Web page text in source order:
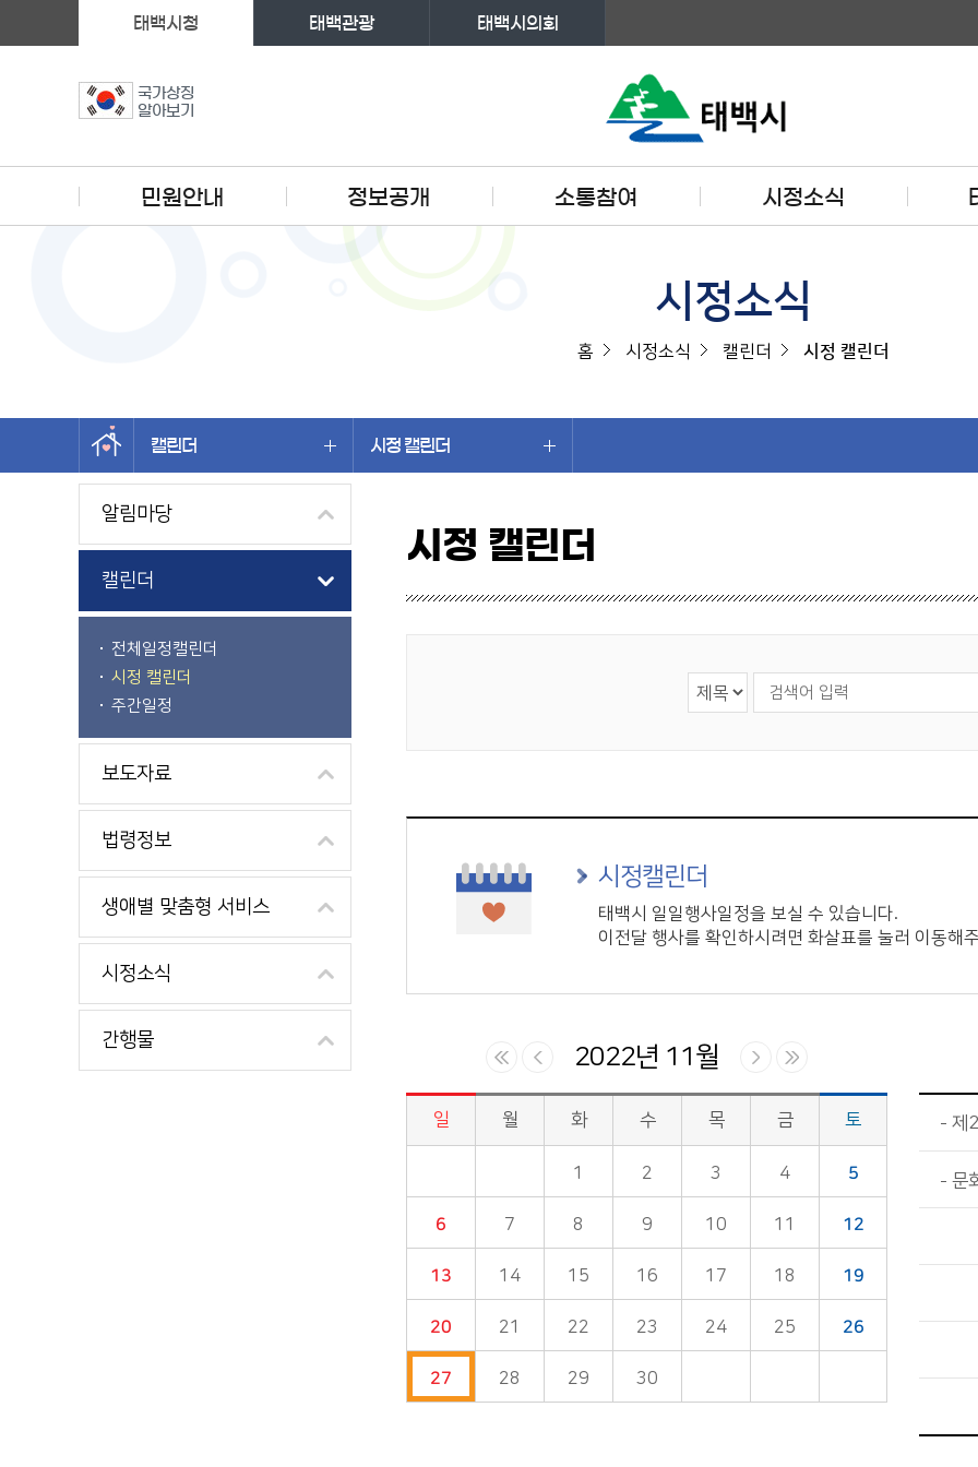
국가상징
알아보기
태백시청 태백관광 태백시의회
민원안내 정보공개 소통참여 시정소식
시정소식
홈 시정소식 캘린더 시정 캘린더
캘린더 시정 캘린더
왼쪽메뉴
알림마당
캘린더
전체일정캘린더
시정 캘린더
주간일정
보도자료
법령정보
생애별 맞춤형 서비스
시정소식
간행물
시정 캘린더
시정캘린더
태백시 일일행사일정을 보실 수 있습니다.
이전달 행사를 확인하시려면 화살표를 눌러 이동해
2022년 11월
시정소식>시정 캘린더 게시판의 (2022년 11월) 달력형태로 일정명, 일정내용을 제공합니다.
일 월 화 수 목 금 토
1 2 3 4 5
6 7 8 9 10 11 12
13 14 15 16 17 18 19
20 21 22 23 24 25 26
27 28 29 30
제
문